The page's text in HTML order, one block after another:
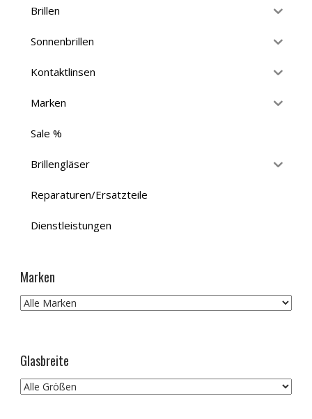
Brillen
Sonnenbrillen
Kontaktlinsen
Marken
Sale %
Brillengläser
Reparaturen/Ersatzteile
Dienstleistungen
Marken
Glasbreite